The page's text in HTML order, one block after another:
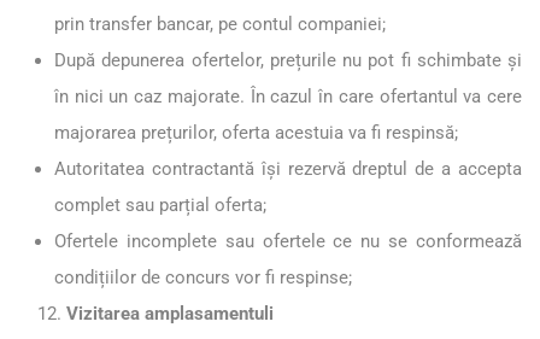
prin transfer bancar, pe contul companiei;
După depunerea ofertelor, prețurile nu pot fi schimbate și
în nici un caz majorate. În cazul în care ofertantul va cere
majorarea prețurilor, oferta acestuia va fi respinsă;
Autoritatea contractantă îşi rezervă dreptul de a accepta
complet sau parțial oferta;
Ofertele incomplete sau ofertele ce nu se conformează
condițiilor de concurs vor fi respinse;
Vizitarea amplasamentuli